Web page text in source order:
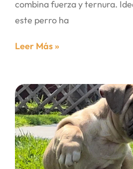
combina fuerza y ternura.
este perro ha
Leer Más »